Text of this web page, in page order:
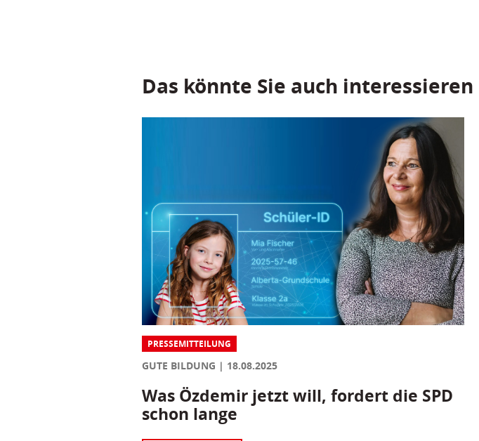
Das könnte Sie auch interessieren
PRESSEMITTEILUNG
GUTE BILDUNG 18.08.2025
Was Özdemir jetzt will, fordert die SPD
schon lange